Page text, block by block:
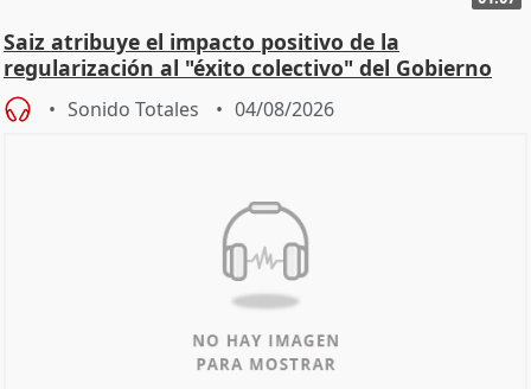
Saiz atribuye el impacto positivo de la
regularización al "éxito colectivo" del Gobierno
Sonido Totales 04/08/2026